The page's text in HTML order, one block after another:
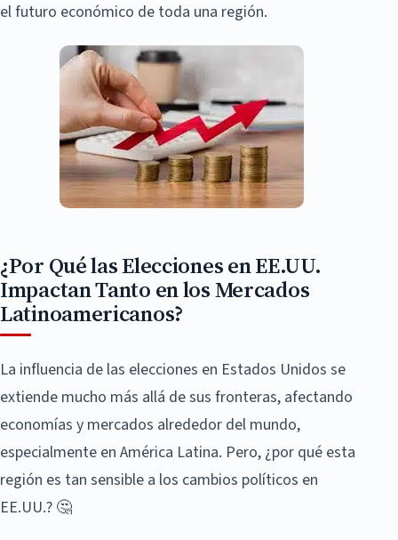
el futuro económico de toda una región.
¿Por Qué las Elecciones en EE.UU.
Impactan Tanto en los Mercados
Latinoamericanos?
La influencia de las elecciones en Estados Unidos se
extiende mucho más allá de sus fronteras, afectando
economías y mercados alrededor del mundo,
especialmente en América Latina. Pero, ¿por qué esta
región es tan sensible a los cambios políticos en
EE.UU.? 🤔